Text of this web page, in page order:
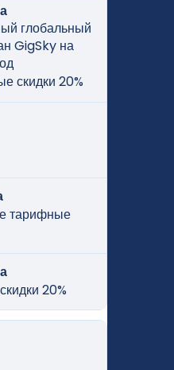
глобальный
GigSky на
скидки 20%
тарифные
20%